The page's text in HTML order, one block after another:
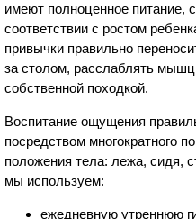
имеют полноценное питание,
соответствии с ростом
привычки правильно
за столом, расслаблять
собственной походкой.
Воспитание ощущения
посредством многократного
положения тела: лежа, сидя,
мы используем:
ежедневную утреннюю